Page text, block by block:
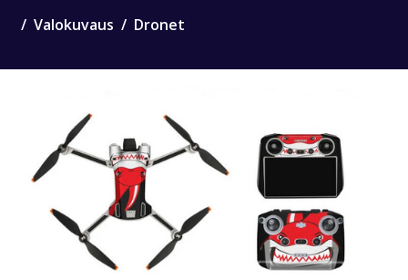
Valokuvaus Dronet